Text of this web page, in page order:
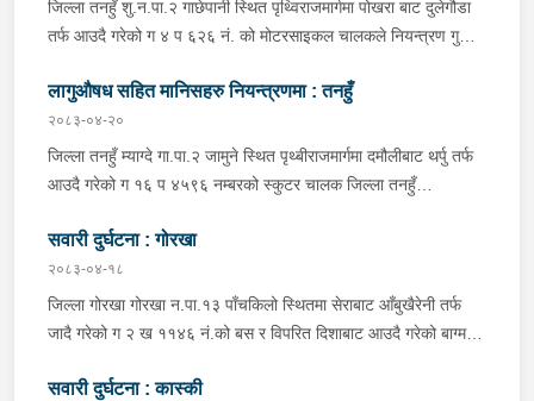
जिल्ला तनहुँ शु.न.पा.२ गाछेपानी स्थित पृथ्विराजमार्गमा पोखरा बाट दुलेगौडा
तर्फ आउदै गरेको ग ४ प ६२६ नं. को मोटरसाइकल चालकले नियन्त्रण गुमाइ
जिल्ला कास्की पो.म.न.पा.३३ बस्ने बर्ष ३९ को मन बहादुर पुन घाइते भइ
उपचारको लागी तनहुँ सेवा हस्पिटल दुलेगौडा ल्याईएकोमा प्राम्भिक उपचार
पश्चात थप उपचारको लागी ०७:५५ बजे पोखरा रिफर भएको ।
लागुऔषध सहित मानिसहरु नियन्त्रणमा : तनहुँ
२०८३-०४-२०
जिल्ला तनहुँ म्याग्दे गा.पा.२ जामुने स्थित पृथ्बीराजमार्गमा दमौलीबाट थर्पु तर्फ
आउदै गरेको ग १६ प ४५९६ नम्बरको स्कुटर चालक जिल्ला तनहुँ
ऐ.५ बस्ने बर्ष ३४ को नरजंग राना स्कुटर रोकी सर्भिस लेनमा बसीरहेको
अबस्थामा थर्पुबाट खटिएको प्रहरी टोलिले शंकास्पद लागि चेकजाँच गर्ने
क्रममा निज अमन पौडेलको साथबाट र स्कुटरको डिक्की भित्रबाट गरी
प्रतिबन्धित लागुऔषध फेनारागन ११ एम्पुल, डाइजेपाम ११ एम्पुल, नुर्फिन ११
भइरहेको ।
सवारी दुर्घटना : गोरखा
२०८३-०४-१८
जिल्ला गोरखा गोरखा न.पा.१३ पाँचकिलो स्थितमा सेराबाट आँबुखैरेनी तर्फ
जादै गरेको ग २ ख ११४६ नं.को बस र विपरित दिशाबाट आउदै गरेको बाग्मती
जिल्ला गोरखा सहिदलखन गा.पा.१ बक्राङ बस्ने वर्ष ३४ को विवश वि.क,
सवारी दुर्घटना : कास्की